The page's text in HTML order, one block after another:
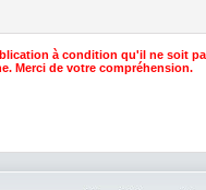
à condition qu'il ne soit
Merci de votre compréhension.